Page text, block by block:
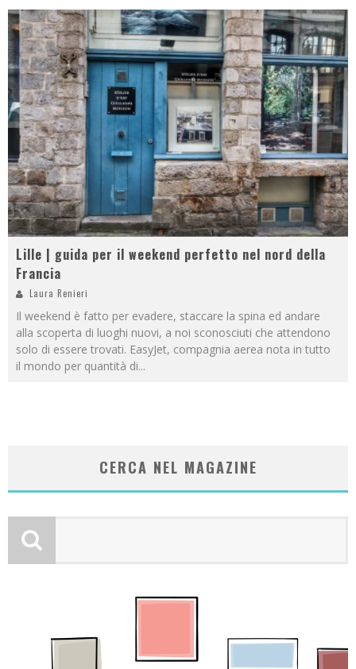
Lille | guida per il weekend perfetto nel nord della
Francia
Laura Renieri
Il weekend è fatto per evadere, staccare la spina ed andare
alla scoperta di luoghi nuovi, a noi sconosciuti che attendono
solo di essere trovati. EasyJet, compagnia aerea nota in tutto
il mondo per quantità di...
CERCA NEL MAGAZINE